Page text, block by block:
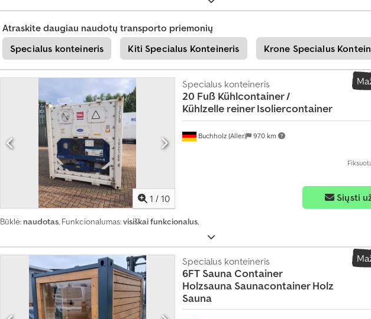
u
t
i
s
k
i
r
m
ą
Atraskite daugiau naudotų transporto priemonių
Specialus konteineris
Kiti Specialus Konteineris Krone Specialus
1 / 10
Buchholz (Aller) 970 km
Specialus konteineris
20 Fuß Kühlcontainer /
Kühlzelle reiner Isoliercontainer
Siųsti
Būklė: naudotas, Funkcionalumas:visiškai funkcionalus,
Specialus konteineris
6FT Sauna Container
Holzsauna Saunacontainer Holz
Sauna